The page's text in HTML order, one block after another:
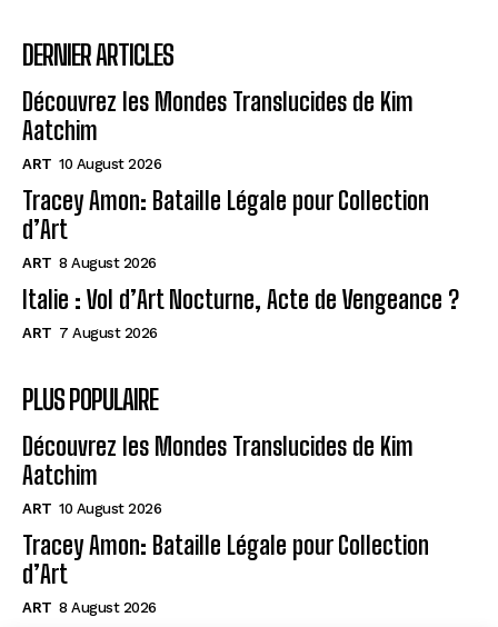
DERNIER ARTICLES
Découvrez les Mondes Translucides de Kim
Aatchim
ART 10 August 2026
Tracey Amon: Bataille Légale pour Collection
d’Art
ART 8 August 2026
Italie : Vol d’Art Nocturne, Acte de Vengeance ?
ART 7 August 2026
PLUS POPULAIRE
Découvrez les Mondes Translucides de Kim
Aatchim
ART 10 August 2026
Tracey Amon: Bataille Légale pour Collection
d’Art
ART 8 August 2026